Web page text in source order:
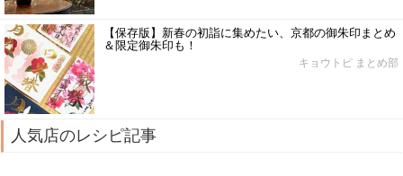
【保存版】新春の初詣に集めたい、京都の御朱印まとめ
＆限定御朱印も！
キョウトピ まとめ部
人気店のレシピ記事